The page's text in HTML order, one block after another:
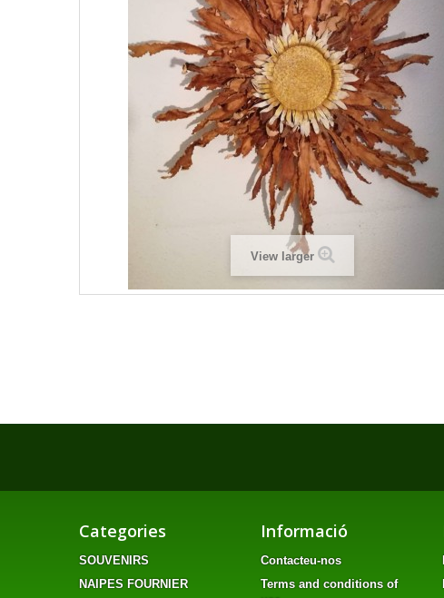
View larger
Categories
SOUVENIRS
NAIPES FOURNIER
Informació
Contacteu-nos
Terms and conditions of